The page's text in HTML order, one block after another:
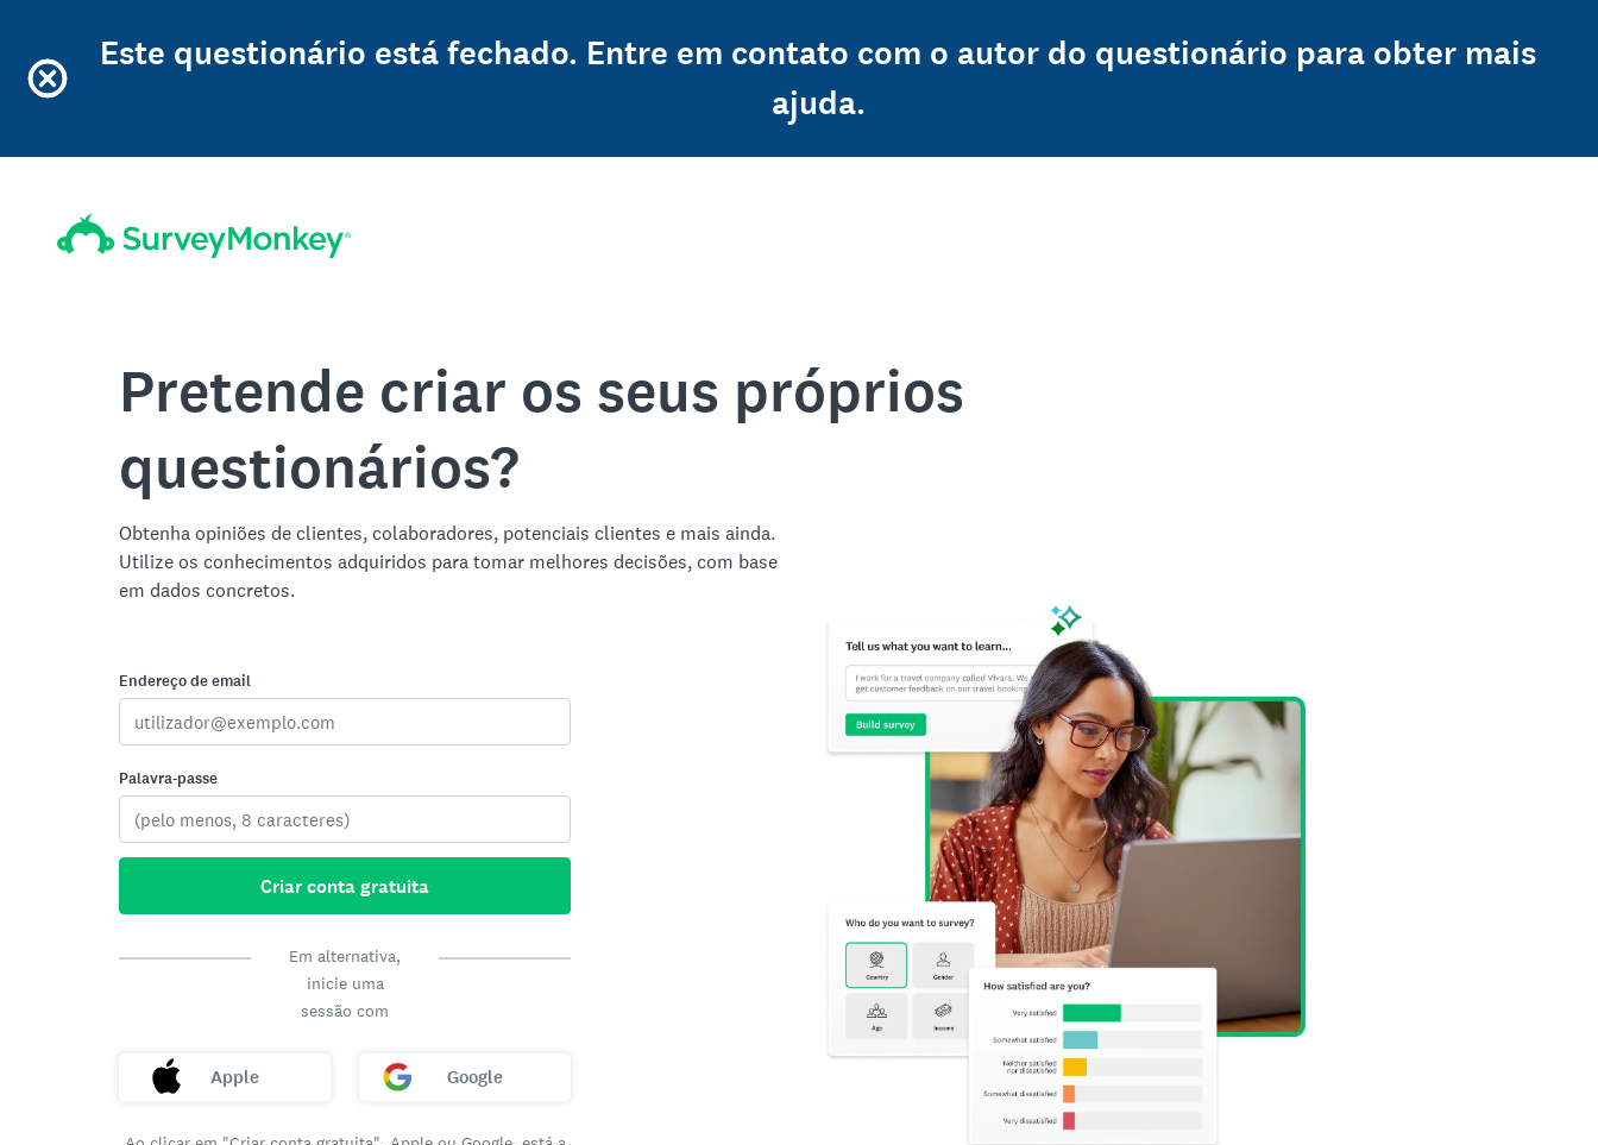
Este questionário está fechado. Entre em contato com o autor do questionário para obter mais
ajuda.
Pretende criar os seus próprios
questionários?
Obtenha opiniões de clientes, colaboradores, potenciais clientes e mais ainda.
Utilize os conhecimentos adquiridos para tomar melhores decisões, com base
em dados concretos.
Endereço de email
Palavra-passe
Criar conta gratuita
Em alternativa,
inicie uma
sessão com
Apple Google